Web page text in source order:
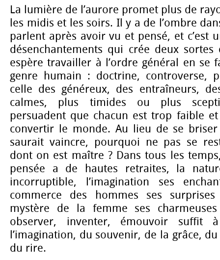
La lumière de l’aurore promet plus de
les midis et les soirs. Il y a de l’ombre
parlent après avoir vu et pensé, et c’est
désenchantements qui crée deux sortes
espère travailler à l’ordre général en se
genre humain : doctrine, controverse,
celle des généreux, des entraîneurs,
calmes, plus timides ou plus
persuadent que chacun est trop faible
convertir le monde. Au lieu de se briser
saurait vaincre, pourquoi ne pas se
dont on est maître ? Dans tous les
pensée a de hautes retraites, la
incorruptible, l’imagination ses
commerce des hommes ses
mystère de la femme ses
observer, inventer, émouvoir suffit
l’imagination, du souvenir, de la grâce,
du rire.